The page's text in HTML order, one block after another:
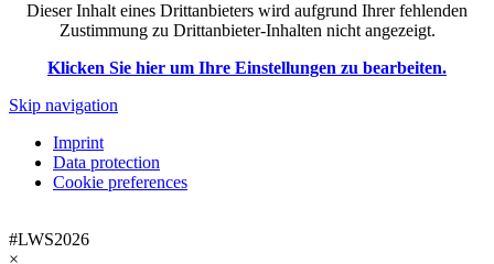
Dieser Inhalt eines Drittanbieters wird aufgrund Ihrer fehlenden
Zustimmung zu Drittanbieter-Inhalten nicht angezeigt.
Klicken Sie hier um Ihre Einstellungen zu bearbeiten.
Skip navigation
Imprint
Data protection
Cookie preferences
#LWS2026
×